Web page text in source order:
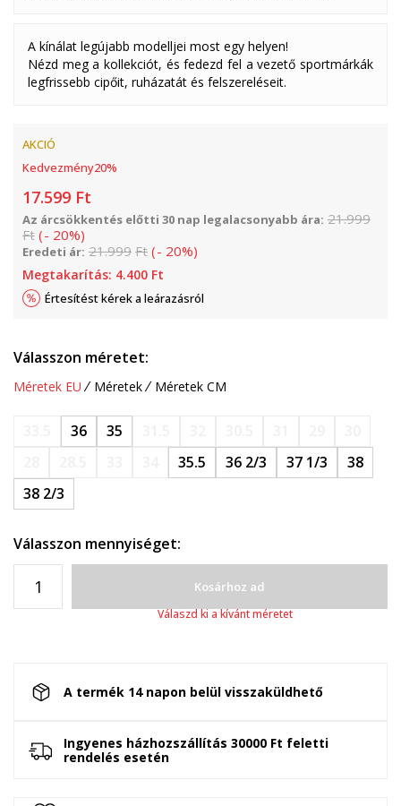
A kínálat legújabb modelljei most egy helyen!
Nézd meg a kollekciót, és fedezd fel a vezető sportmárkák
legfrissebb cipőit, ruházatát és felszereléseit.
AKCIÓ
Kedvezmény20%
17.599 Ft
Az árcsökkentés előtti 30 nap legalacsonyabb ára: 21.999
Ft (- 20%)
Eredeti ár: 21.999 Ft (- 20%)
Megtakarítás: 4.400 Ft
Értesítést kérek a leárazásról
Válasszon méretet:
Méretek EU Méretek Méretek CM
36 35
35.5 36 2/3 37 1/3
38
38 2/3
Válasszon mennyiséget:
Kosárhoz ad
Válaszd ki a kívánt méretet
A termék 14 napon belül visszaküldhető
Ingyenes házhozszállítás 30000 Ft feletti
rendelés esetén